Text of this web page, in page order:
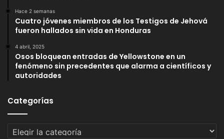
Hace 2 semanas
Cuatro jóvenes miembros de los Testigos de Jehová
fueron hallados sin vida en Honduras
4 abril, 2025
Osos bloquean entradas de Yellowstone en un
fenómeno sin precedentes que alarma a científicos y
autoridades
Categorías
Categorías